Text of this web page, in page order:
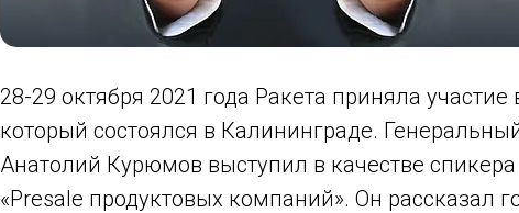
28-29 октября 2021 года Ракета приняла
который состоялся в Калининграде.
Анатолий Курюмов выступил в качестве
«Presale продуктовых компаний». Он рассказал